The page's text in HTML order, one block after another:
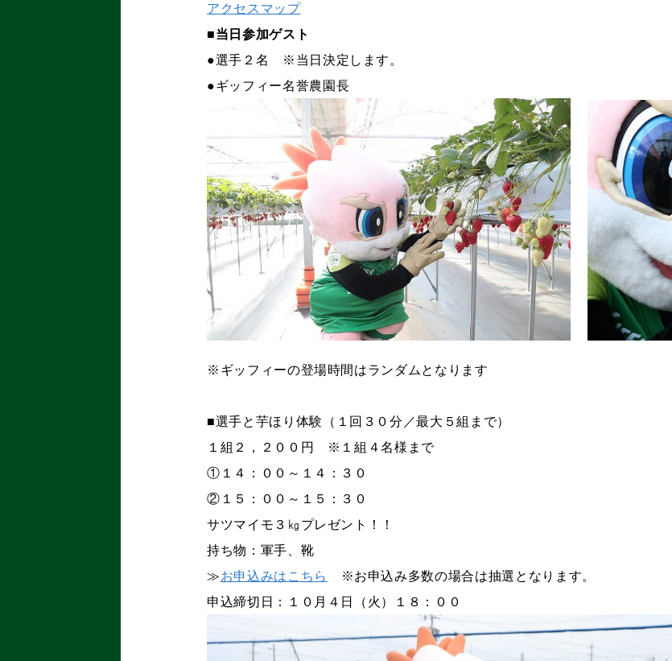
アクセスマップ
■当日参加ゲスト
●選手２名 ※当日決定します。
●ギッフィー名誉農園長
※ギッフィーの登場時間はランダムとなります
■選手と芋ほり体験（１回３０分／最大５組まで）
１組２，２００円 ※１組４名様まで
①１４：００～１４：３０
②１５：００～１５：３０
サツマイモ３㎏プレゼント！！
持ち物：軍手、靴
≫お申込みはこちら
※お申込み多数の場合は抽選となります。
申込締切日：１０月４日（火）１８：００